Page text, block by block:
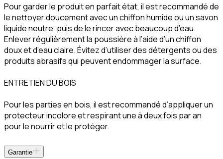
Pour garder le produit en parfait état, il est recommandé de
le nettoyer doucement avec un chiffon humide ou un savon
liquide neutre, puis de le rincer avec beaucoup d’eau.
Enlever régulièrement la poussière à l’aide d’un chiffon
doux et d’eau claire. Évitez d’utiliser des détergents ou des
produits abrasifs qui peuvent endommager la surface.
ENTRETIEN DU BOIS
Pour les parties en bois, il est recommandé d’appliquer un
protecteur incolore et respirant une à deux fois par an
pour le nourrir et le protéger.
Garantie